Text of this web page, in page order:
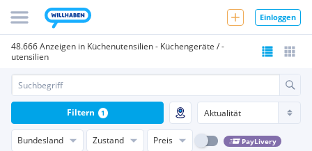
Einloggen
48.666 Anzeigen in Küchenutensilien - Küchengeräte / -
utensilien
Bundesland Zustand Preis PayLivery
Filtern 1